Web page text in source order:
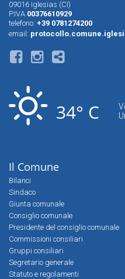
09016 Iglesias (CI)
P.IVA 00376610929
telefono: +39 0781274200
email:
34° C
Il Comune
Bilanci
Sindaco
Giunta comunale
Consiglio comunale
Presidente del consiglio comunale
Commissioni consiliari
Gruppi consiliari
Segretario generale
Statuto e regolamenti